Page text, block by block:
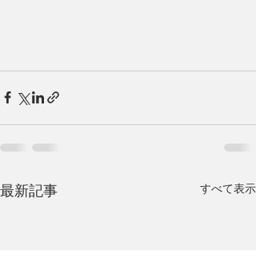
最新記事 すべて表示